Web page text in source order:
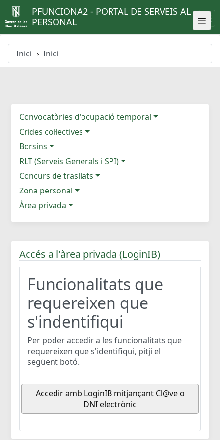
PFUNCIONA2 - PORTAL DE SERVEIS AL
PERSONAL
Inici Inici
Convocatòries d'ocupació temporal
Crides col·lectives
Borsins
RLT (Serveis Generals i SPI)
Concurs de trasllats
Zona personal
Àrea privada
Accés a l'àrea privada (LoginIB)
Funcionalitats que
requereixen que
s'indentifiqui
Per poder accedir a les funcionalitats que
requereixen que s'identifiqui, pitji el
següent botó.
Accedir amb LoginIB mitjançant Cl@ve o
DNI electrònic